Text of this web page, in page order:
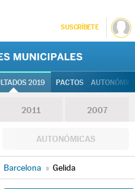
SUSCRÍBETE
2019 PACTOS
2011 2007
AUTONÓMICAS
Barcelona » Gelida